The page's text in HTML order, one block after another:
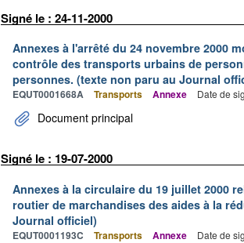
Signé le : 24-11-2000
Annexes à l'arrêté du 24 novembre 2000
contrôle des transports urbains de
personnes. (texte non paru au Journal
EQUT0001668A Transports Annexe Date de
Document principal
Signé le : 19-07-2000
Annexes à la circulaire du 19 juillet 2000
routier de marchandises des aides à la
Journal officiel)
EQUT0001193C Transports Annexe Date de